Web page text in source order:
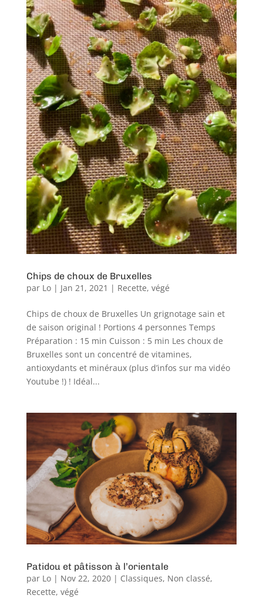
Chips de choux de Bruxelles
par Lo| Jan 21, 2021 | Recette, végé
Chips de choux de Bruxelles Un grignotage sain et
de saison original ! Portions 4 personnes Temps
Préparation : 15 min Cuisson : 5 min Les choux de
Bruxelles sont un concentré de vitamines,
antioxydants et minéraux (plus d’infos sur ma vidéo
Youtube !) ! Idéal...
Patidou et pâtisson à l’orientale
par Lo| Nov 22, 2020| Classiques, Non classé,
Recette, végé